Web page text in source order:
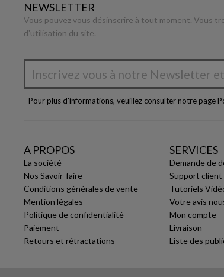
NEWSLETTER
Vous pouvez vous désinscrire à tout moment. Vous
d'utilisation du site.
- Pour plus d'informations, veuillez consulter notre page
A PROPOS
La société
Nos Savoir-faire
Conditions générales de vente
Mention légales
Politique de confidentialité
Paiement
Retours et rétractations
SERVICES
Demande de
Support client
Tutoriels
Votre avis
Mon compte
Livraison
Liste des